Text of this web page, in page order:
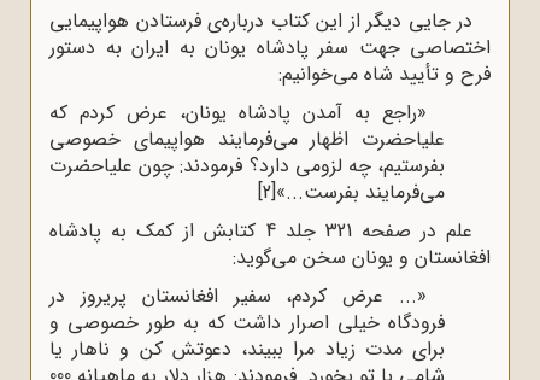
در جایی دیگر از این کتاب درباره‌ی فرستادن هواپیمایی
اختصاصی جهت سفر پادشاه یونان به ایران به دستور
فرح و تأیید شاه می‌خوانیم:
«راجع به آمدن پادشاه یونان، عرض کردم که
علیاحضرت اظهار می‌فرمایند هواپیمای خصوصی
بفرستیم، چه لزومی ‌دارد؟ فرمودند: چون علیاحضرت
می‌فرمایند بفرست...»[2]
علم در صفحه 321 جلد 4 کتابش از کمک به پادشاه
افغانستان و یونان سخن می‌گوید:
«... عرض کردم، سفیر افغانستان پریروز در
فرودگاه خیلی اصرار داشت که به طور خصوصی و
برای مدت زیاد مرا ببیند، دعوتش کن و ناهار یا